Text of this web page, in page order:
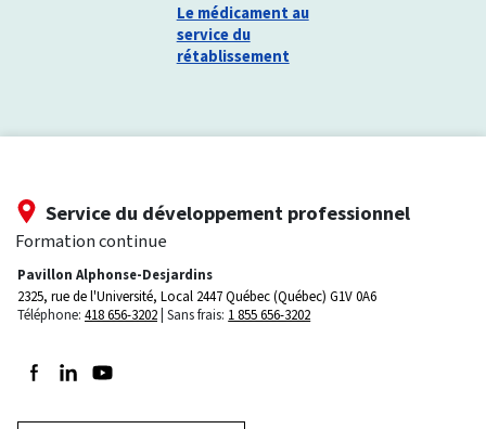
Le médicament au
service du
rétablissement
Service du développement professionnel
Formation continue
Pavillon Alphonse-Desjardins
2325, rue de l'Université, Local 2447Québec (Québec) G1V 0A6
Téléphone: 418 656-3202 Sans frais: 1 855 656-3202
Suivez-nous sur Facebook
Suivez-nous sur LinkedIn
Suivez-nous sur Youtube